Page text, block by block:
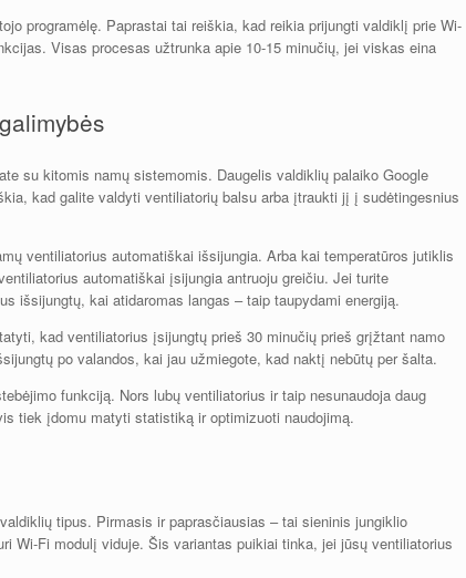
programėlę. Paprastai tai reiškia, kad reikia prijungti valdiklį prie Wi-
Visas procesas užtrunka apie 10-15 minučių, jei viskas eina
su kitomis namų sistemomis. Daugelis valdiklių palaiko Google
kad galite valdyti ventiliatorių balsu arba įtraukti jį į sudėtingesnius
ventiliatorius automatiškai išsijungia. Arba kai temperatūros jutiklis
automatiškai įsijungia antruoju greičiu. Jei turite
išsijungtų, kai atidaromas langas – taip taupydami energiją.
kad ventiliatorius įsijungtų prieš 30 minučių prieš grįžtant namo
po valandos, kai jau užmiegote, kad naktį nebūtų per šalta.
funkciją. Nors lubų ventiliatorius ir taip nesunaudoja daug
tiek įdomu matyti statistiką ir optimizuoti naudojimą.
tipus. Pirmasis ir paprasčiausias – tai sieninis jungiklio
Wi-Fi modulį viduje. Šis variantas puikiai tinka, jei jūsų ventiliatorius